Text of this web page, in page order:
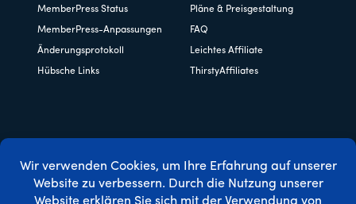
MemberPress Status Pläne & Preisgestaltung
MemberPress-Anpassungen FAQ
Änderungsprotokoll Leichtes Affiliate
Hübsche Links ThirstyAffiliates
Copyright © 2026 Caseproof, LLC. Alle Rechte vorbehalten.